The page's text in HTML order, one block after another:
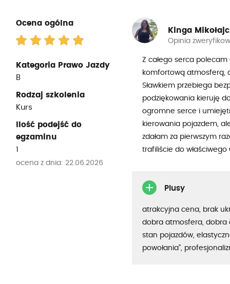
Ocena ogólna
Kategoria Prawo Jazdy
B
Rodzaj szkolenia
Kurs
Ilość podejść do
egzaminu
1
ocena z dnia: 22.06.2026
Kinga
Opinia
Z całego serca polecam
komfortową atmosferą,
Sławkiem przebiega
podziękowania kieruję
ogromne serce i
kierowania pojazdem,
zdałam za pierwszym
trafiliście do właściwego
Plusy
atrakcyjna cena, brak
dobra atmosfera, dobra
stan pojazdów,
powołania”,